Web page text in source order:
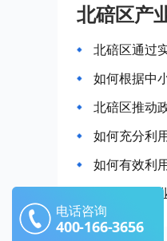
北碚区产
北碚区通过
如何根据中
北碚区推动
如何充分利
如何有效利
如何通过
电话咨询
400-166-3656